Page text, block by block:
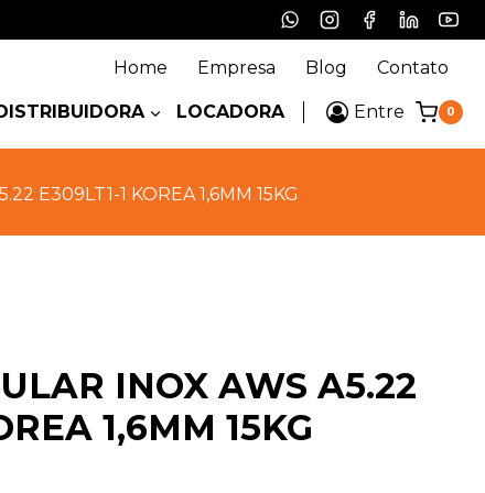
Home Empresa Blog Contato
LOCADORA Entre 0
E309LT1-1 KOREA 1,6MM 15KG
INOX AWS A5.22
1,6MM 15KG